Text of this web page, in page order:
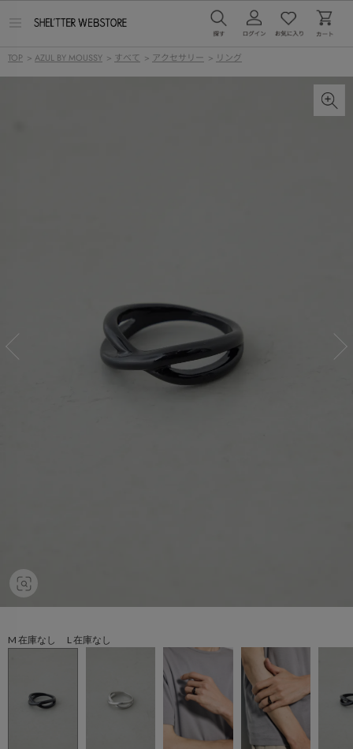
ー
を
TOP > AZUL BY MOUSSY > すべて > アクセサリー > リング
M 在庫なし L 在庫なし